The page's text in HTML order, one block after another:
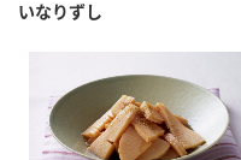
ふりかけ
かおりの蔵
鍋なび
納豆のサイト
水の文化セ
お客様相談センター
いなりずし